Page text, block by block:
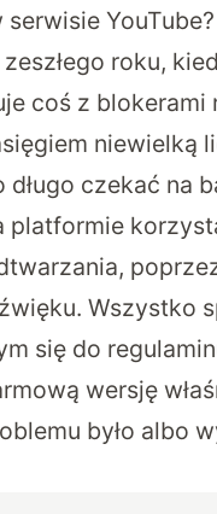
YouTube?
roku,
coś z blokerami
niewielką
długo czekać na
platformie
Wszystko
się do
wersję
było albo